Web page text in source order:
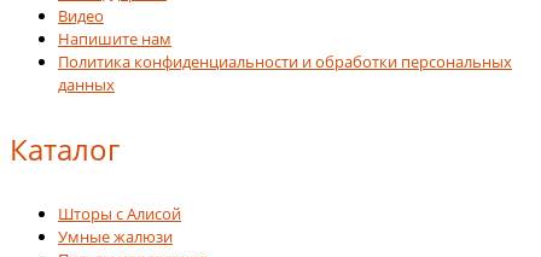
Видео
Напишите нам
Политика конфиденциальности и обработки персональных
данных
Каталог
Шторы с Алисой
Умные жалюзи